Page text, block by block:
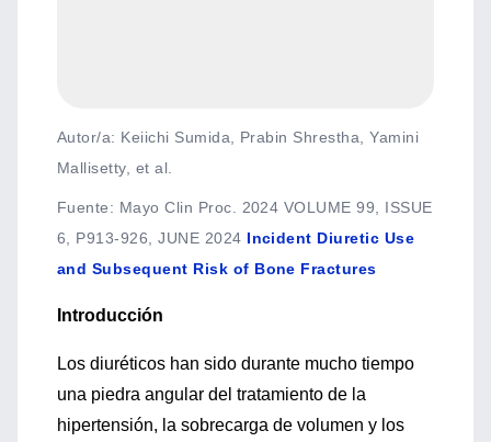
Autor/a: Keiichi Sumida, Prabin Shrestha, Yamini
Mallisetty, et al.
Fuente: Mayo Clin Proc. 2024 VOLUME 99, ISSUE
6, P913-926, JUNE 2024 Incident Diuretic Use
and Subsequent Risk of Bone Fractures
Introducción
Los diuréticos han sido durante mucho tiempo
una piedra angular del tratamiento de la
hipertensión, la sobrecarga de volumen y los